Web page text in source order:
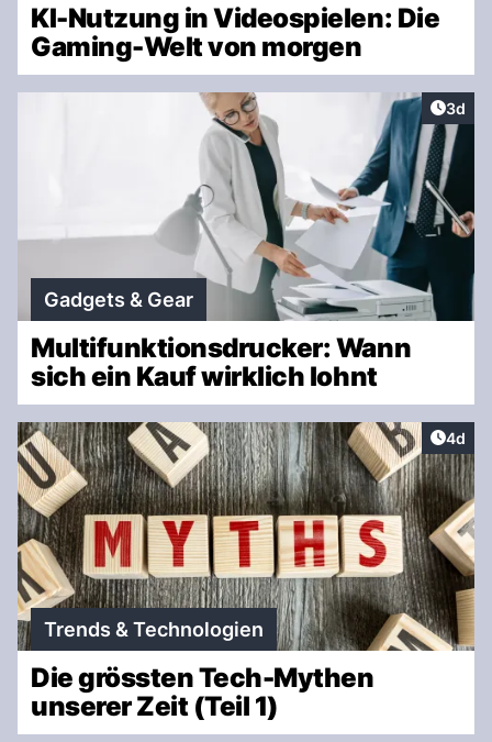
KI-Nutzung in Videospielen: Die
Gaming-Welt von morgen
3d
Gadgets & Gear
Multifunktionsdrucker: Wann
sich ein Kauf wirklich lohnt
4d
Trends & Technologien
Die grössten Tech-Mythen
unserer Zeit (Teil 1)